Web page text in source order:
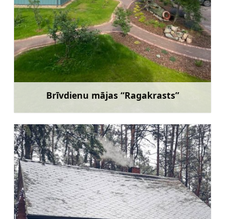
Brīvdienu mājas “Ragakrasts”